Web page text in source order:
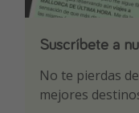
Suscríbete a
No te pierdas
mejores
Descarga
Sé el primero
¡Suscríbete a
¡Recibe las
ti por nuestros